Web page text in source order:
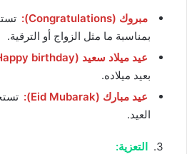
مبروك (Congratulations):
بمناسبة ما مثل الزواج أو الترقية.
عيد ميلاد سعيد (Happy birthday):
بعيد ميلاده.
عيد مبارك (Eid Mubarak):
العيد.
التعزية: